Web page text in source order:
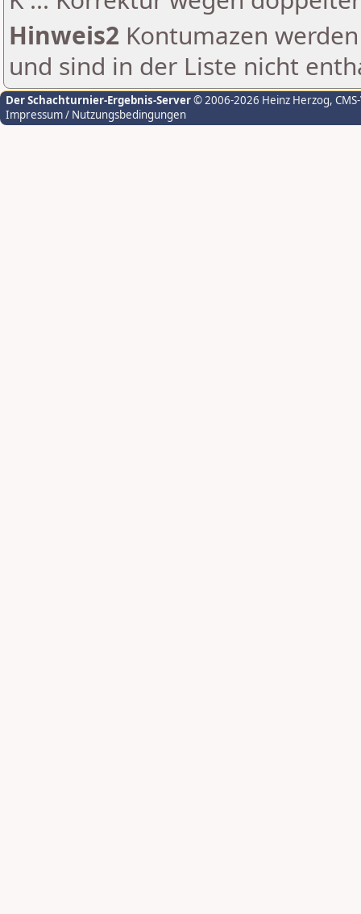
Hinweis2 Kontumazen
und sind in der Liste nicht
Der Schachturnier-Ergebnis-Server© 2006-2026 Heinz Herzog,
Impressum / Nutzungsbedingungen